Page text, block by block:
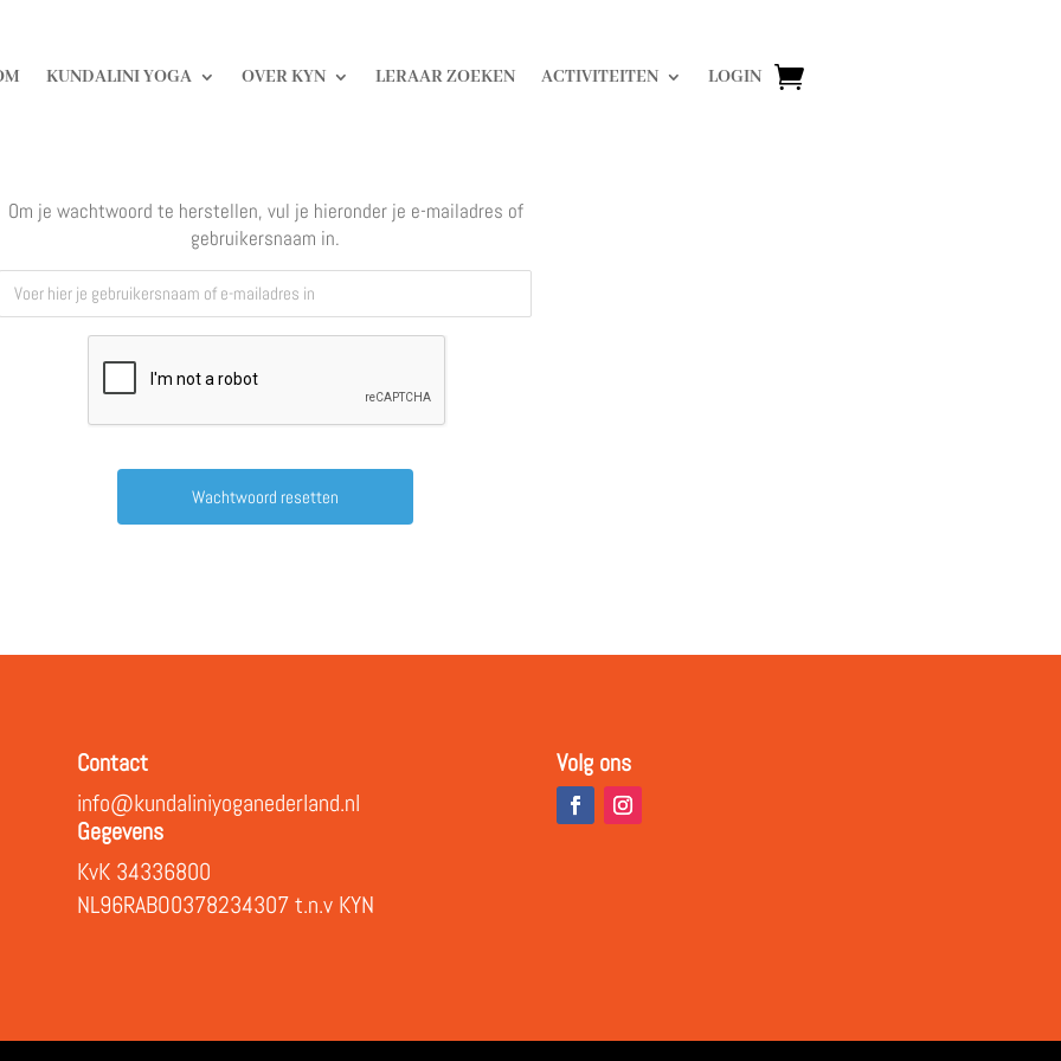
KUNDALINI YOGA OVER KYN LERAAR ZOEKEN ACTIVITEITEN LOGIN
Om je wachtwoord te herstellen, vul je hieronder je e-mailadres of
gebruikersnaam in.
Contact
info@kundaliniyoganederland.nl
Gegevens
KvK 34336800
NL96RABO0378234307 t.n.v KYN
Volg ons